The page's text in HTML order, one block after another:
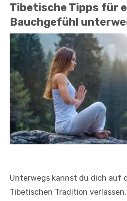
Tibetische Tipps für
Bauchgefühl
Unterwegs kannst du dich auf
Tibetischen Tradition